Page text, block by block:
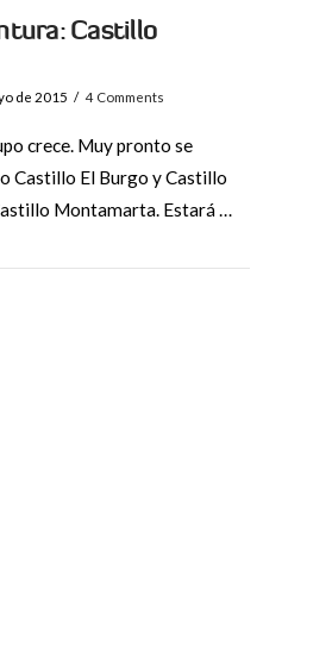
Castillo
de 2015 4 Comments
crece. Muy pronto se
Castillo El Burgo y Castillo
Montamarta. Estará …